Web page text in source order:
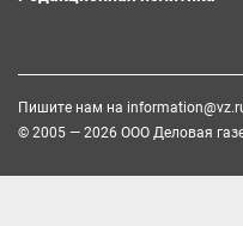
Пишите нам на
© 2005 — 2026 ООО Деловая